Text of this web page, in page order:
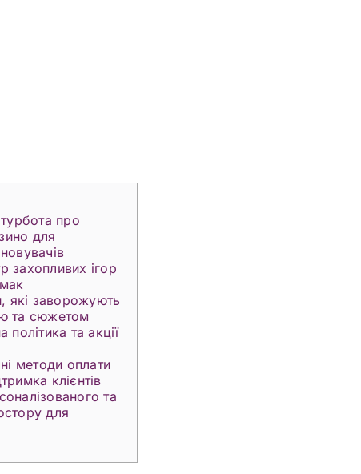
про
для
захопливих ігор
які заворожують
та сюжетом
політика та акції
методи оплати
клієнтів
та
для